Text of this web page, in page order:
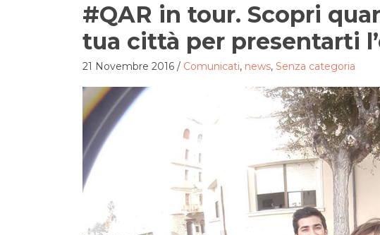
#QAR in tour. Scopri
tua città per presentarti
21 Novembre 2016 / Comunicati, news, Senza categoria